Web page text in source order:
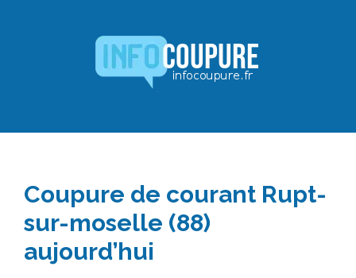
Coupure de courant Rupt-
sur-moselle (88)
aujourd’hui